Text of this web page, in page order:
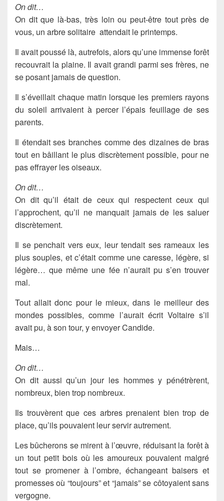
On dit…
On dit que là-bas, très loin ou peut-être tout près de
vous, un arbre solitaire attendait le printemps.
Il avait poussé là, autrefois, alors qu’une immense forêt
recouvrait la plaine. Il avait grandi parmi ses frères, ne
se posant jamais de question.
Il s’éveillait chaque matin lorsque les premiers rayons
du soleil arrivaient à percer l’épais feuillage de ses
parents.
Il étendait ses branches comme des dizaines de bras
tout en bâillant le plus discrètement possible, pour ne
pas effrayer les oiseaux.
On dit…
On dit qu’il était de ceux qui respectent ceux qui
l’approchent, qu’il ne manquait jamais de les saluer
discrètement.
Il se penchait vers eux, leur tendait ses rameaux les
plus souples, et c’était comme une caresse, légère, si
légère… que même une fée n’aurait pu s’en trouver
mal.
Tout allait donc pour le mieux, dans le meilleur des
mondes possibles, comme l’aurait écrit Voltaire s’il
avait pu, à son tour, y envoyer Candide.
Mais…
On dit…
On dit aussi qu’un jour les hommes y pénétrèrent,
nombreux, bien trop nombreux.
Ils trouvèrent que ces arbres prenaient bien trop de
place, qu’ils pouvaient leur servir autrement.
Les bûcherons se mirent à l’œuvre, réduisant la forêt à
un tout petit bois où les amoureux pouvaient malgré
tout se promener à l’ombre, échangeant baisers et
promesses où “toujours” et “jamais” se côtoyaient sans
vergogne.